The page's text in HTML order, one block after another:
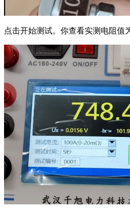
点击开始测试。你查看实测电阻值